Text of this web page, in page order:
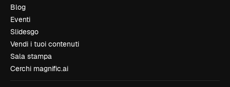
Blog
Eventi
Slidesgo
Vendi i tuoi contenuti
Sala stampa
Cerchi magnific.ai